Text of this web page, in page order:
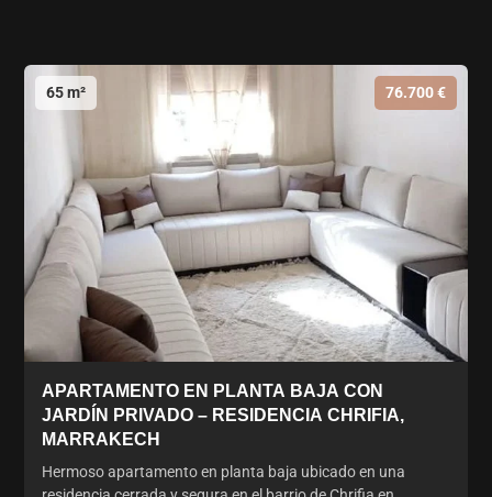
65 m² 76.700 €
APARTAMENTO EN PLANTA BAJA CON
JARDÍN PRIVADO – RESIDENCIA CHRIFIA,
MARRAKECH
Hermoso apartamento en planta baja ubicado en una